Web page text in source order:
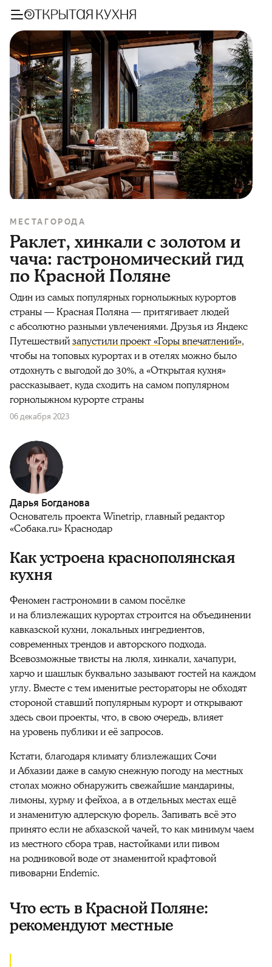
МЕСТА ГОРОДА
Раклет, хинкали с золотом и
чача: гастрономический гид
по Красной Поляне
Один из самых популярных горнолыжных курортов
страны — Красная Поляна — притягивает людей
с абсолютно разными увлечениями. Друзья из Яндекс
Путешествийзапустили проект «Горы впечатлений»,
чтобы на топовых курортах и в отелях можно было
отдохнуть с выгодой до 30%, а «Открытая кухня»
рассказывает, куда сходить на самом популярном
горнолыжном курорте страны
06 декабря 2023
Дарья Богданова
Основатель проекта Winetrip, главный редактор
«Собака.ru» Краснодар
Как устроена краснополянская
кухня
Феномен гастрономии в самом посёлке
и на близлежащих курортах строится на объединении
кавказской кухни, локальных ингредиентов,
современных трендов и авторского подхода.
Всевозможные твисты на люля, хинкали, хачапури,
харчо и шашлык буквально зазывают гостей на каждом
углу. Вместе с тем именитые рестораторы не обходят
стороной ставший популярным курорт и открывают
здесь свои проекты, что, в свою очередь, влияет
на уровень публики и её запросов.
Кстати, благодаря климату близлежащих Сочи
и Абхазии даже в самую снежную погоду на местных
столах можно обнаружить свежайшие мандарины,
лимоны, хурму и фейхоа, а в отдельных местах ещё
и знаменитую адлерскую форель. Запивать всё это
принято если не абхазской чачей, то как минимум чаем
из местного сбора трав, настойками или пивом
на родниковой воде от знаменитой крафтовой
пивоварни Endemic.
Что есть в Красной Поляне:
рекомендуют местные